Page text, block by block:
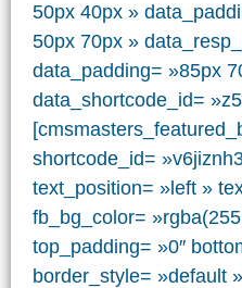
50px 40px »
50px 70px »
data_padding= »85px
data_shortcode_id=
shortcode_id=
text_position= »left »
fb_bg_color=
top_padding= »0″
border_style= »default